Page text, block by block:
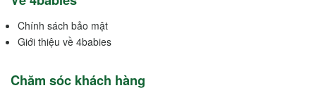
Chính sách bảo mật
Giới thiệu về 4babies
Chăm sóc khách hàng